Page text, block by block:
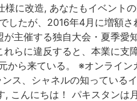
に改造, あなたもイベント
たが、2016年4月に増額
主催する独自大会・夏季愛
らに違反すると、本業に支
ら来ている。 ※オンライ
ス、シャネルの知っている
こんにちは！ パキスタンは